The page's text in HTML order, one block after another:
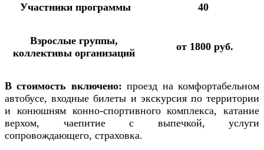
Участники программы 40
Взрослые группы,
коллективы организаций
от 1800 руб.
В стоимость включено:проезд на комфортабельном
автобусе, входные билеты и экскурсия по территории
и конюшням конно-спортивного комплекса, катание
верхом, чаепитие с выпечкой, услуги
сопровождающего, страховка.